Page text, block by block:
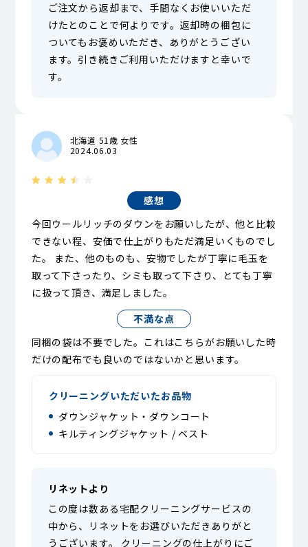
ご注文から返却まで、手間なくお使いいただ
けたとのことで何よりです。返却時の梱包に
ついてもお褒めいただき、ありがとうござい
ます。引き続きご利用いただけますと幸いで
す。
北海道 51歳 女性
2024.06.03
感想
今回ウールリッチのダウンをお願いしたが、他と比較
できない程、安価で仕上がりもただ満足いくものでし
た。 また、他のものも、安物でしたが丁寧に毛玉を
取って下さったり、シミも取って下さり、とても丁寧
に扱って頂き、満足しました。
不満な点
同梱の袋は不要でした。これはこちらがお願いした時
だけの配布でも良いのではないかと思います。
クリーニングいただいたお品物
ダウンジャケット・ダウンコート
キルティングジャケット / ベスト
リネットより
この度は数ある宅配クリーニングサービスの
中から、リネットをお選びいただきありがと
うございます。 クリーニングの仕上がりにご